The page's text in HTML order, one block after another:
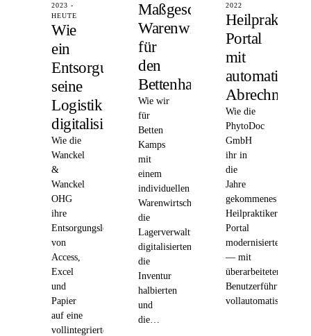
2023 -
HEUTE
Wie
ein
Entsorgungsunternehmen
seine
Logistik
digitalisierte
Wie die
Wanckel
&
Wanckel
OHG
ihre
Entsorgungslogistik
von
Access,
Excel
und
Papier
auf eine
vollintegrierte
Maßgeschneidertes
Warenwirtschaftssystem
für
den
Bettenhandel
Wie wir
für
Betten
Kamps
mit
einem
individuellen
Warenwirtschaftssystem
die
Lagerverwaltung
digitalisierten,
die
Inventur
halbierten
und
die…
2022
Portal
mit
Abrechnung
Wie die
PhytoDoc
GmbH
ihr in
die
Jahre
gekommenes
Heilpraktiker-
Portal
modernisierte
— mit
überarbeiteter
Benutzerführung,
vollautomatischer…